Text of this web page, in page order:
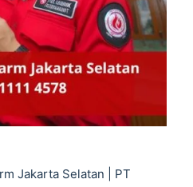
Jakarta Selatan | PT